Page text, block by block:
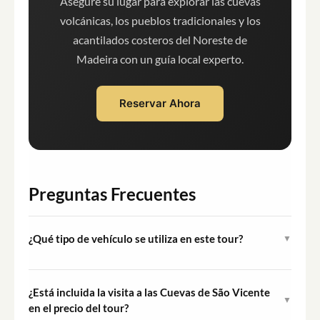
volcánicas, los pueblos tradicionales y los
acantilados costeros del Noreste de
Madeira con un guía local experto.
Reservar Ahora
Preguntas Frecuentes
¿Qué tipo de vehículo se utiliza en este tour? ▼
obstáculos y está adaptado al variado terreno de las
¿Está incluida la visita a las Cuevas de São Vicente
en el precio del tour?
▼